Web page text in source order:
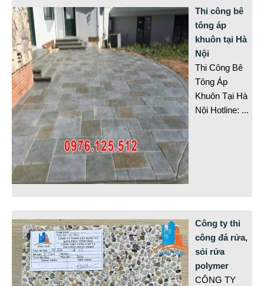
Thi công bê
tông áp
khuôn tại Hà
Nội
Thi Công Bê
Tông Áp
Khuôn Tại Hà
Nội Hotline: ...
Công ty thi
công đá rửa,
sỏi rửa
polymer
CÔNG TY